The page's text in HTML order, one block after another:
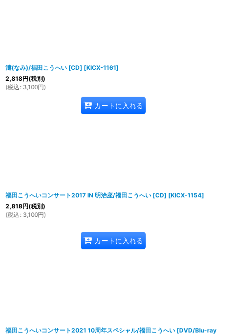
濤(なみ)/福田こうへい [CD] [KICX-1161]
2,818円(税別)
(税込 : 3,100円)
カートに入れる
福田こうへいコンサート2017 IN 明治座/福田こうへい [CD] [KICX-1154]
2,818円(税別)
(税込 : 3,100円)
カートに入れる
福田こうへいコンサート2021 10周年スペシャル/福田こうへい [DVD/Blu-ray